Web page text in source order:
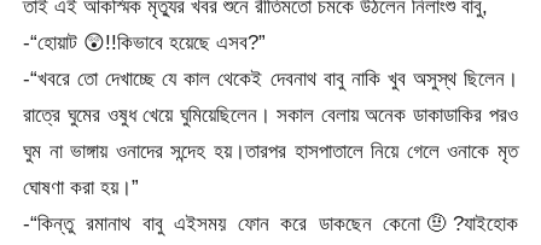
তাই এই আকস্মিক মৃত্যুর খবর শুনে রীতিমতো চমকে উঠলেন নিলাংশু বাবু,
-“হোয়াট 😲!!কিভাবে হয়েছে এসব?”
-“খবরে তো দেখাচ্ছে যে কাল থেকেই দেবনাথ বাবু নাকি খুব অসুস্থ ছিলেন।
রাত্রে ঘুমের ওষুধ খেয়ে ঘুমিয়েছিলেন। সকাল বেলায় অনেক ডাকাডাকির পরও
ঘুম না ভাঙ্গায় ওনাদের সন্দেহ হয়।তারপর হাসপাতালে নিয়ে গেলে ওনাকে মৃত
ঘোষণা করা হয়।”
-“কিন্তু রমানাথ বাবু এইসময় ফোন করে ডাকছেন কেনো🤨?যাইহোক